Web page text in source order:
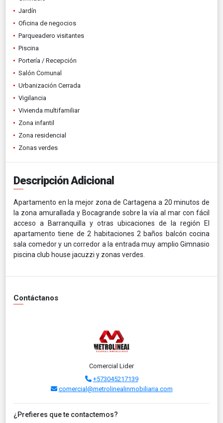
Jardín
Oficina de negocios
Parqueadero visitantes
Piscina
Portería / Recepción
Salón Comunal
Urbanización Cerrada
Vigilancia
Vivienda multifamiliar
Zona infantil
Zona residencial
Zonas verdes
Descripción Adicional
Apartamento en la mejor zona de Cartagena a 20 minutos de
la zona amurallada y Bocagrande sobre la vía al mar con fácil
acceso a Barranquilla y otras ubicaciones de la región El
apartamento tiene de 2 habitaciones 2 baños balcón cocina
sala comedor y un corredor a la entrada muy amplio Gimnasio
piscina club house jacuzzi y zonas verdes.
Contáctanos
Comercial Lider
+573045217139
comercial@metrolinealinmobiliaria.com
¿Prefieres que te contactemos?